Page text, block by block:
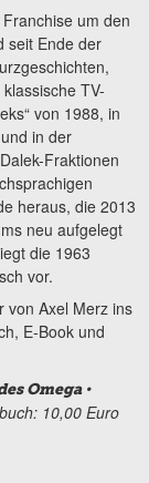
um den
seit Ende der
TV-
von 1988, in
in der
Fraktionen
heraus, die 2013
neu aufgelegt
die 1963
vor.
von Axel Merz ins
E-Book und
Omega•
10,00 Euro